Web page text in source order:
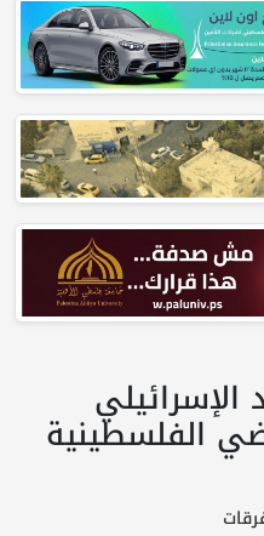
الفلسطينية